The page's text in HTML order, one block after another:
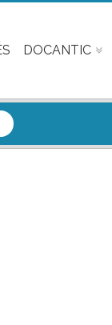
DOCANTIC